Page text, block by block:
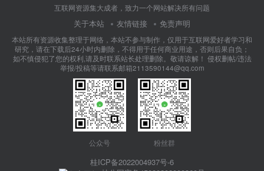
互联网资源集大成者，致力一个网站解决所有问题
关于本站 友情链接 免责声明
本站所有资源收集整理于网络，本站不参与制作，仅用于互联网爱好者学习和
研究，请在下载后24小时内删除，不得用于任何商业用途，否则后果自负；
如不慎侵犯了您的权利,请及时联系站长处理删除。敬请谅解！ 侵权删帖/违法
举报/投稿等请联系邮箱2113590144@qq.com
公众号 粉丝群
桂ICP备2022004937号-6